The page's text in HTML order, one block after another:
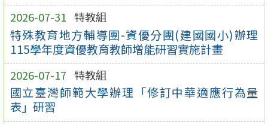
2026-07-31 特教組
特殊教育地方輔導團-資優分團(建國國小)辦理
115學年度資優教育教師增能研習實施計畫
2026-07-17 特教組
國立臺灣師範大學辦理「修訂中華適應行為量
表」研習